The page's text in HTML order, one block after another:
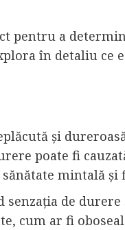
pentru a
în detaliu ce
și
poate fi
mintală și
de
cum ar fi